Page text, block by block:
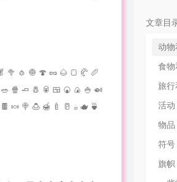
🥦 🧄 🧅 🍄 🥜 🌰 🍞 🥐 🥖
🍿 🧈 🧂 🥫 🍱 🍘 🍙 🍚 🍛
🍬 🍭 🍮 🍯 🍼 🥛 ☕ 🫖 🍵
文章目
动物
食
旅行
活动
物品
符号
旗帜